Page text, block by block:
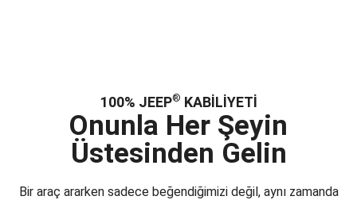
100% JEEP® KABİLİYETİ
Onunla Her Şeyin
Üstesinden Gelin
Bir araç ararken sadece beğendiğimizi değil, aynı zamanda